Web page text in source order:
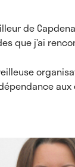
de
que j’ai